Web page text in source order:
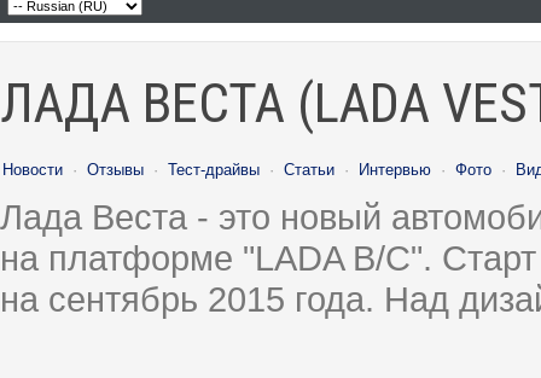
ЛАДА ВЕСТА (LADA
Новости · Отзывы · Тест-драйвы · Статьи · Интервью · Фото ·
Лада Веста - это новый
на платформе "LADA B/C".
на сентябрь 2015 года. Над